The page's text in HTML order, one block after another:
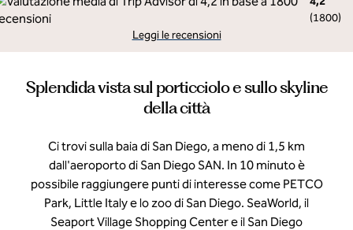
(1800)
Leggi le recensioni
Splendida vista sul porticciolo e sullo skyline
della città
Ci trovi sulla baia di San Diego, a meno di 1,5 km
dall'aeroporto di San Diego SAN. In 10 minuto è
possibile raggiungere punti di interesse come PETCO
Park, Little Italy e lo zoo di San Diego. SeaWorld, il
Seaport Village Shopping Center e il San Diego